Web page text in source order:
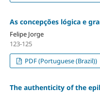
As concepções lógica e
Felipe Jorge
123-125
PDF (Portuguese (Brazil))
The authenticity of the